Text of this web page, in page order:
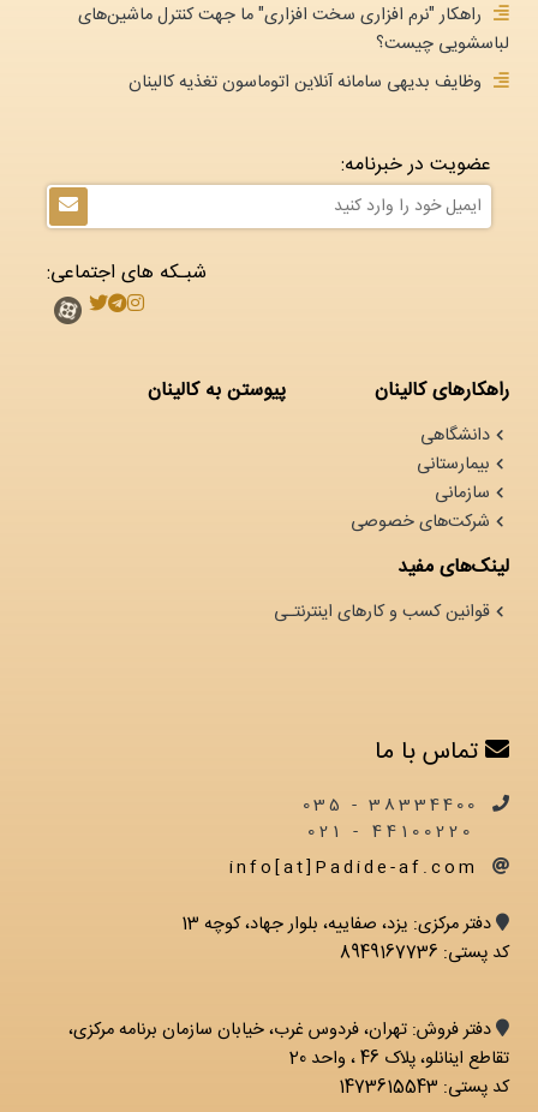
راهکار "نرم افزاری سخت افزاری" ما جهت کنترل ماشین‌های
لباسشویی چیست؟
وظایف بدیهی سامانه آنلاین اتوماسون تغذیه کالینان
عضویت در خبرنامه:
شبـکه های اجتماعی:
راهکارهای کالینان
دانشگاهی
بیمارستانی
سازمانی
شرکت‌های خصوصی
پیوستن به کالینان
لینک‌های مفید
قوانین کسب و کارهای اینترنتـی
تماس با ما
38334400 - 035
info[at]Padide-af.com
دفتر مرکزی: يزد، صفاییه، بلوار جهاد، کوچه 13
کد پستی: 8949167736
دفتر فروش: تهران، فردوس غرب، خیابان سازمان برنامه مرکزی،
تقاطع اینانلو، پلاک 46 ، واحد 20
کد پستی: 1473615543